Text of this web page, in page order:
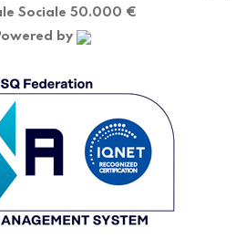
Sociale 50.000 €
by